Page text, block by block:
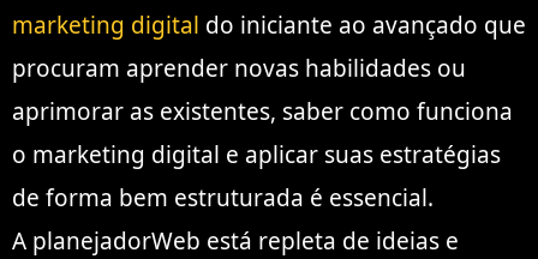
marketing digital do iniciante ao avançado que
procuram aprender novas habilidades ou
aprimorar as existentes, saber como funciona
o marketing digital e aplicar suas estratégias
de forma bem estruturada é essencial.
A planejadorWeb está repleta de ideias e